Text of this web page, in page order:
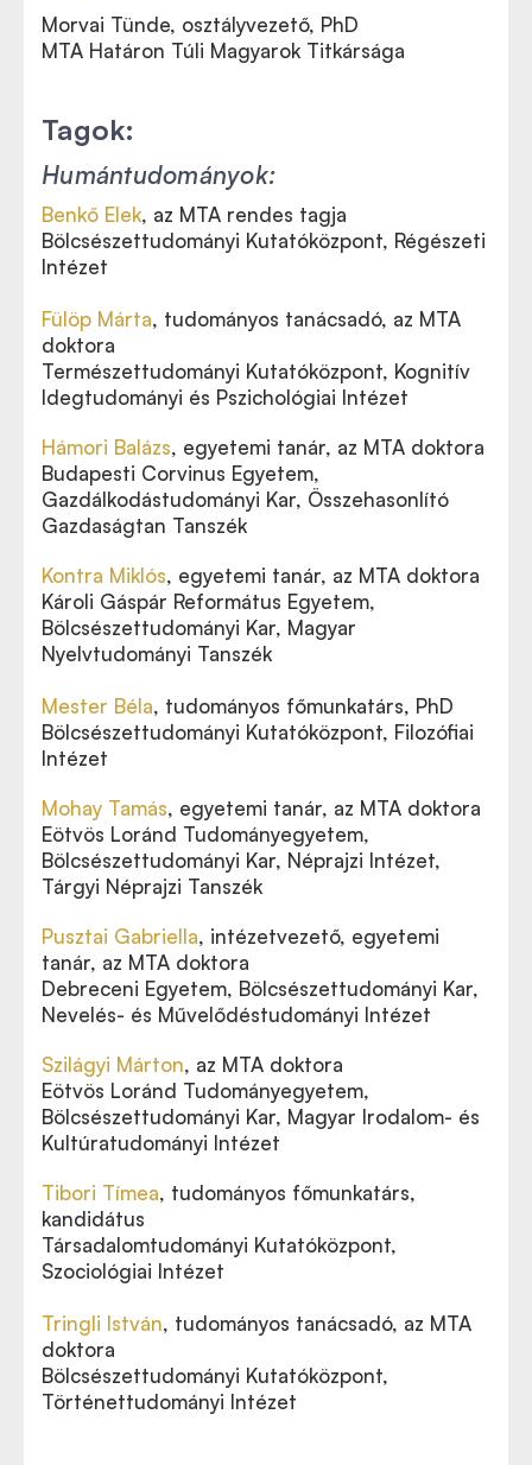
Morvai Tünde, osztályvezető, PhD
MTA Határon Túli Magyarok Titkársága
Tagok:
Humántudományok:
Benkő Elek, az MTA rendes tagja
Bölcsészettudományi Kutatóközpont, Régészeti
Intézet
Fülöp Márta, tudományos tanácsadó, az MTA
doktora
Természettudományi Kutatóközpont, Kognitív
Idegtudományi és Pszichológiai Intézet
Hámori Balázs, egyetemi tanár, az MTA doktora
Budapesti Corvinus Egyetem,
Gazdálkodástudományi Kar, Összehasonlító
Gazdaságtan Tanszék
Kontra Miklós, egyetemi tanár, az MTA doktora
Károli Gáspár Református Egyetem,
Bölcsészettudományi Kar, Magyar
Nyelvtudományi Tanszék
Mester Béla, tudományos főmunkatárs, PhD
Bölcsészettudományi Kutatóközpont, Filozófiai
Intézet
Mohay Tamás, egyetemi tanár, az MTA doktora
Eötvös Loránd Tudományegyetem,
Bölcsészettudományi Kar, Néprajzi Intézet,
Tárgyi Néprajzi Tanszék
Pusztai Gabriella, intézetvezető, egyetemi
tanár, az MTA doktora
Debreceni Egyetem, Bölcsészettudományi Kar,
Nevelés- és Művelődéstudományi Intézet
Szilágyi Márton, az MTA doktora
Eötvös Loránd Tudományegyetem,
Bölcsészettudományi Kar, Magyar Irodalom- és
Kultúratudományi Intézet
Tibori Tímea, tudományos főmunkatárs,
kandidátus
Társadalomtudományi Kutatóközpont,
Szociológiai Intézet
Tringli István, tudományos tanácsadó, az MTA
doktora
Bölcsészettudományi Kutatóközpont,
Történettudományi Intézet